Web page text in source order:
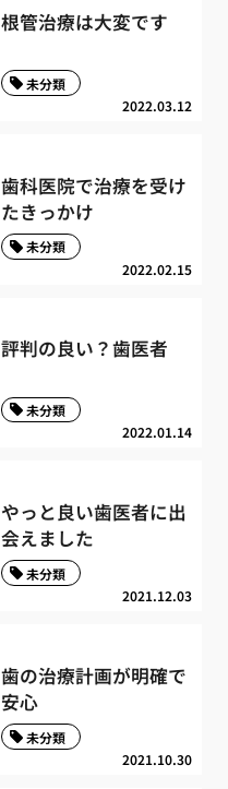
根管治療は大変です
2022.03.12
未分類
歯科医院で治療を受け
たきっかけ
2022.02.15
未分類
評判の良い？歯医者
2022.01.14
未分類
やっと良い歯医者に出
会えました
2021.12.03
未分類
歯の治療計画が明確で
安心
2021.10.30
未分類